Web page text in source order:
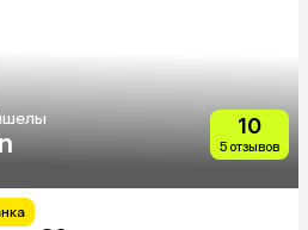
10
5 отзывов